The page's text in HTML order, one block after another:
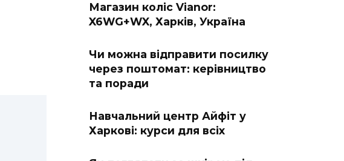
Магазин коліс Vianor:
X6WG+WX, Харків, Україна
Чи можна відправити посилку
через поштомат: керівництво
та поради
Навчальний центр Айфіт у
Харкові: курси для всіх